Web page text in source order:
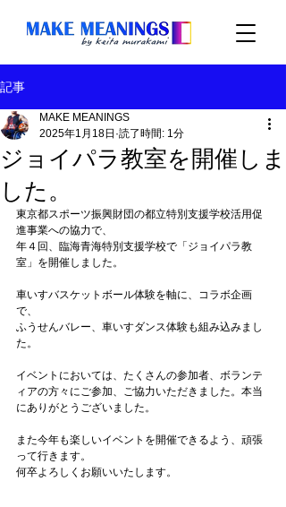
記事
ジョイパラ教室を開催しま
した。
MAKE MEANINGS
2025年1月18日 読了時間: 1分
東京都スポーツ振興財団の都立特別支援学校活用促
進事業への協力で、
年４回、臨海青海特別支援学校で「ジョイパラ教
室」を開催しました。
車いすバスケットボール体験を軸に、コラボ企画
で、
ふうせんバレー、車いすダンス体験も組み込みまし
た。
イベントにおいては、たくさんの参加者、ボランテ
ィアの方々にご参加、ご協力いただきました。本当
にありがとうございました。
また今年も楽しいイベントを開催できるよう、頑張
って行きます。
何卒よろしくお願いいたします。